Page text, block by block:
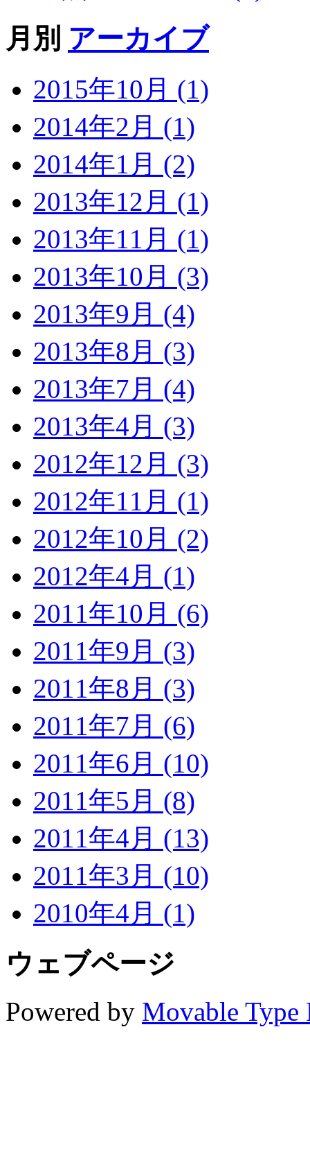
月別 アーカイブ
2015年10月 (1)
2014年2月 (1)
2014年1月 (2)
2013年12月 (1)
2013年11月 (1)
2013年10月 (3)
2013年9月 (4)
2013年8月 (3)
2013年7月 (4)
2013年4月 (3)
2012年12月 (3)
2012年11月 (1)
2012年10月 (2)
2012年4月 (1)
2011年10月 (6)
2011年9月 (3)
2011年8月 (3)
2011年7月 (6)
2011年6月 (10)
2011年5月 (8)
2011年4月 (13)
2011年3月 (10)
2010年4月 (1)
ウェブページ
Powered by Movable Type